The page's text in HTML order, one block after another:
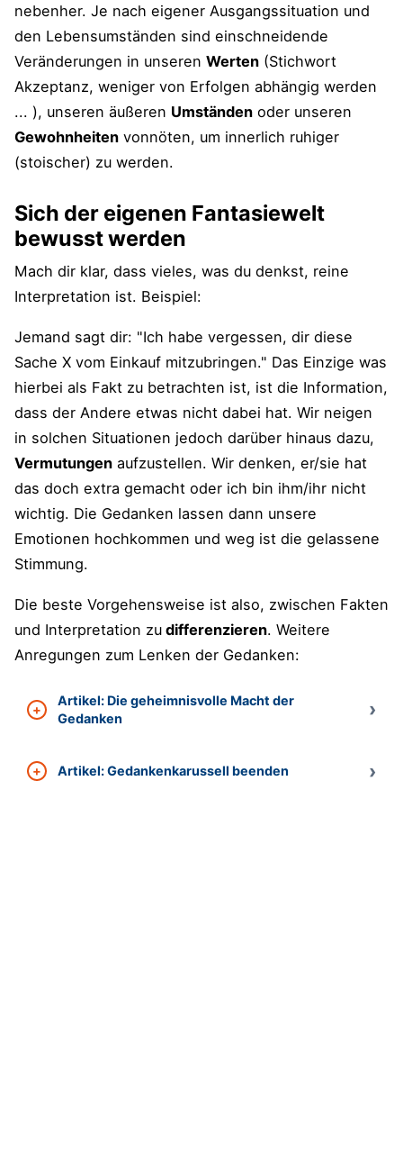
nebenher. Je nach eigener Ausgangssituation und
den Lebensumständen sind einschneidende
Veränderungen in unseren Werten (Stichwort
Akzeptanz, weniger von Erfolgen abhängig werden
... ), unseren äußeren Umständen oder unseren
Gewohnheiten vonnöten, um innerlich ruhiger
(stoischer) zu werden.
Sich der eigenen Fantasiewelt
bewusst werden
Mach dir klar, dass vieles, was du denkst, reine
Interpretation ist. Beispiel:
Jemand sagt dir: "Ich habe vergessen, dir diese
Sache X vom Einkauf mitzubringen." Das Einzige was
hierbei als Fakt zu betrachten ist, ist die Information,
dass der Andere etwas nicht dabei hat. Wir neigen
in solchen Situationen jedoch darüber hinaus dazu,
Vermutungen aufzustellen. Wir denken, er/sie hat
das doch extra gemacht oder ich bin ihm/ihr nicht
wichtig. Die Gedanken lassen dann unsere
Emotionen hochkommen und weg ist die gelassene
Stimmung.
Die beste Vorgehensweise ist also, zwischen Fakten
und Interpretation zu differenzieren. Weitere
Anregungen zum Lenken der Gedanken:
Artikel: Die geheimnisvolle Macht der
Gedanken
Artikel: Gedankenkarussell beenden